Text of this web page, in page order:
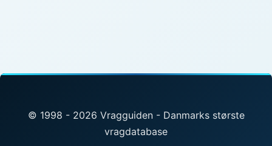
© 1998 - 2026 Vragguiden - Danmarks største
vragdatabase